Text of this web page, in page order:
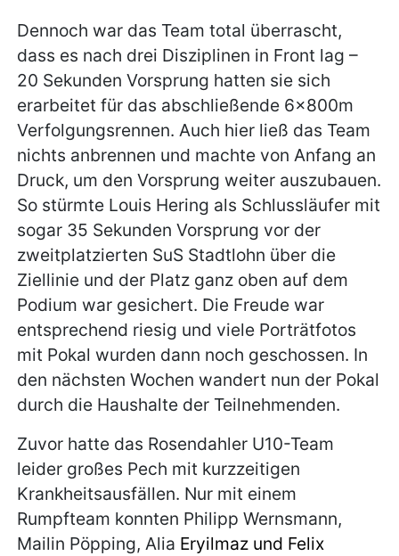
Dennoch war das Team total überrascht,
dass es nach drei Disziplinen in Front lag –
20 Sekunden Vorsprung hatten sie sich
erarbeitet für das abschließende 6x800m
Verfolgungsrennen. Auch hier ließ das Team
nichts anbrennen und machte von Anfang an
Druck, um den Vorsprung weiter auszubauen.
So stürmte Louis Hering als Schlussläufer mit
sogar 35 Sekunden Vorsprung vor der
zweitplatzierten SuS Stadtlohn über die
Ziellinie und der Platz ganz oben auf dem
Podium war gesichert. Die Freude war
entsprechend riesig und viele Porträtfotos
mit Pokal wurden dann noch geschossen. In
den nächsten Wochen wandert nun der Pokal
durch die Haushalte der Teilnehmenden.
Zuvor hatte das Rosendahler U10-Team
leider großes Pech mit kurzzeitigen
Krankheitsausfällen. Nur mit einem
Rumpfteam konnten Philipp Wernsmann,
Mailin Pöpping, Alia Eryilmaz und Felix